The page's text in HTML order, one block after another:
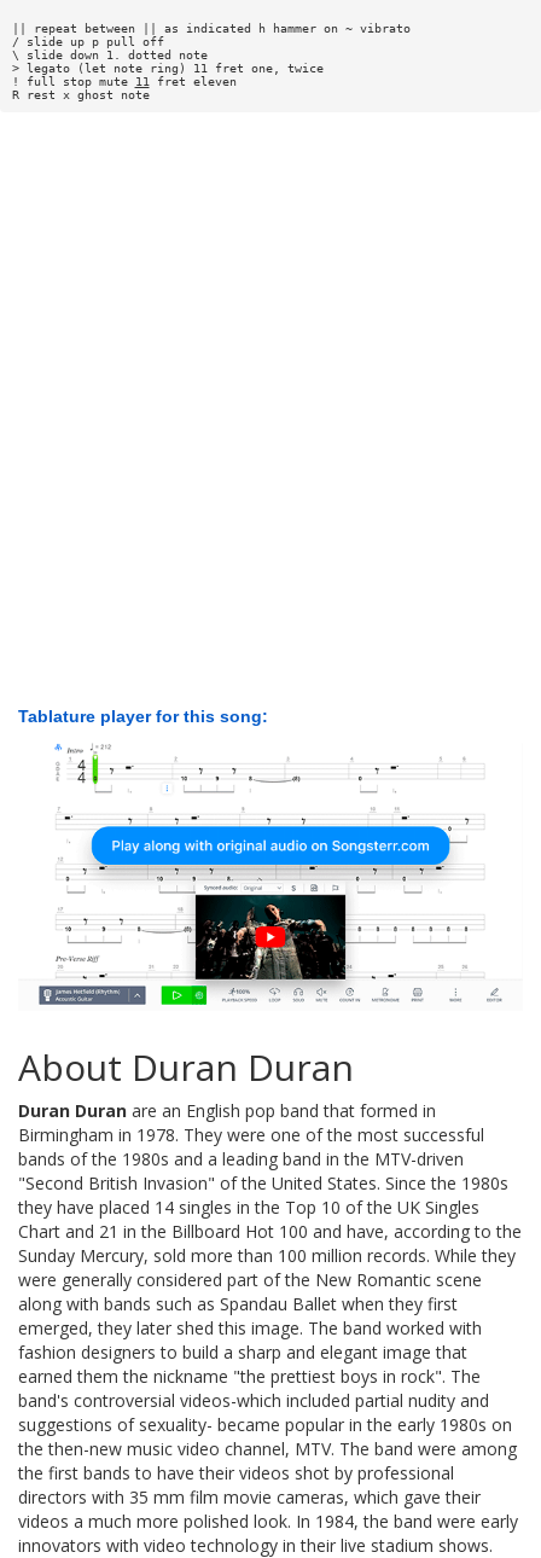
|| repeat between || as indicated h hammer on ~ vibrato
/ slide up p pull off
\ slide down 1. dotted note
> legato (let note ring) 11 fret one, twice
! full stop mute
11
fret eleven
R rest x ghost note
Tablature player for this song:
About Duran Duran
Duran Duran are an English pop band that formed in
Birmingham in 1978. They were one of the most successful
bands of the 1980s and a leading band in the MTV-driven
"Second British Invasion" of the United States. Since the 1980s
they have placed 14 singles in the Top 10 of the UK Singles
Chart and 21 in the Billboard Hot 100 and have, according to the
Sunday Mercury, sold more than 100 million records. While they
were generally considered part of the New Romantic scene
along with bands such as Spandau Ballet when they first
emerged, they later shed this image. The band worked with
fashion designers to build a sharp and elegant image that
earned them the nickname "the prettiest boys in rock". The
band's controversial videos-which included partial nudity and
suggestions of sexuality- became popular in the early 1980s on
the then-new music video channel, MTV. The band were among
the first bands to have their videos shot by professional
directors with 35 mm film movie cameras, which gave their
videos a much more polished look. In 1984, the band were early
innovators with video technology in their live stadium shows.